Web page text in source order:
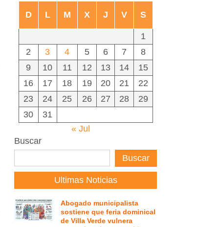
D L M X J V S
1
2
3 4 5 6 7
8
9
10 11 12 13 14
15
16
17 18 19 20 21
22
23
24 25 26 27 28
29
30
31
« Jul
Buscar
Buscar
Ultimas Noticias
Abogado municipalista
sostiene que feria dominical
de Villa Verde vulnera